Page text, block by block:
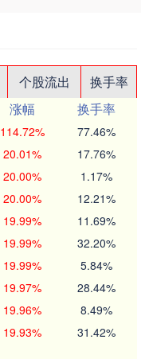
个股流出
换手率
涨幅
换手率
114.72% 77.46%
20.01% 17.76%
20.00% 1.17%
20.00% 12.21%
19.99% 11.69%
19.99% 32.20%
19.99% 5.84%
19.97% 28.44%
19.96% 8.49%
19.93% 31.42%